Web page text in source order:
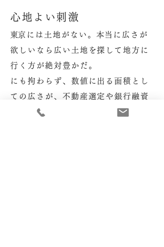
心地よい刺激
​東京には土地がない。本当に広さが
欲しいなら広い土地を探して地方に
行く方が絶対豊かだ。
にも拘わらず、数値に出る面積とし
ての広さが、不動産選定や銀行融資
などには左右してしまう。